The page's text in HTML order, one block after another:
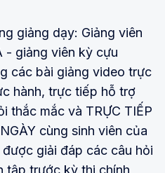
giảng dạy: Giảng viên
- giảng viên kỳ cựu
các bài giảng video trực
hành, trực tiếp hỗ trợ
thắc mắc và TRỰC TIẾP
cùng sinh viên của
giải đáp các câu hỏi
tập trước kỳ thi chính